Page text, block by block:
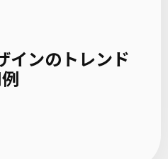
インのトレンド